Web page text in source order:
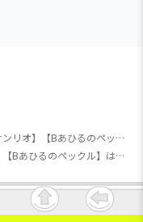
【サンリオ】【Bあひるのペックル】はぴだんぶい クロミになりきりマスコット
【サンリオ】【Bあひるのペックル】はぴだんぶい クロミになりきりマスコット